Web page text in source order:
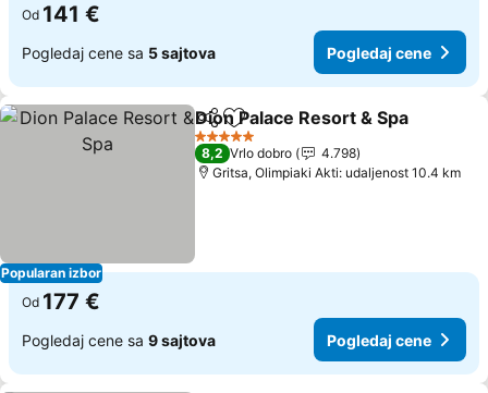
Od 141 €
Pogledaj cene sa 5 sajtova Pogledaj cene
Popularan izbor
Deli Dodati u favorite
Dion Palace Resort & Spa
5 Zvezdice
8,2 Vrlo dobro
4.798
Gritsa, Olimpiaki Akti: udaljenost 10.4 km
Od 177 €
Pogledaj cene sa 9 sajtova Pogledaj cene